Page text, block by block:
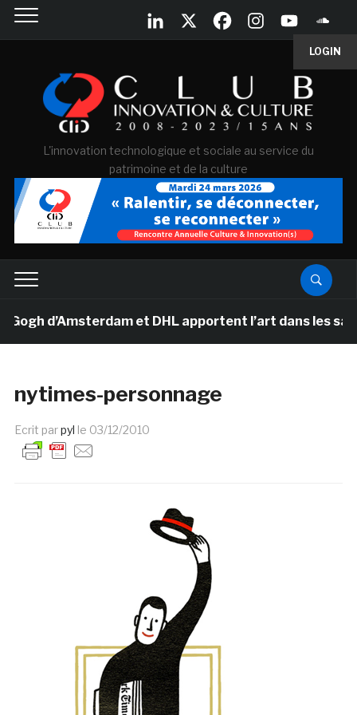
LOGIN
L'innovation technologique et sociale au service du
patrimoine et de la culture
d’Amsterdam et DHL apportent l’art dans les salles
nytimes-personnage
Ecrit parpyl le 03/12/2010